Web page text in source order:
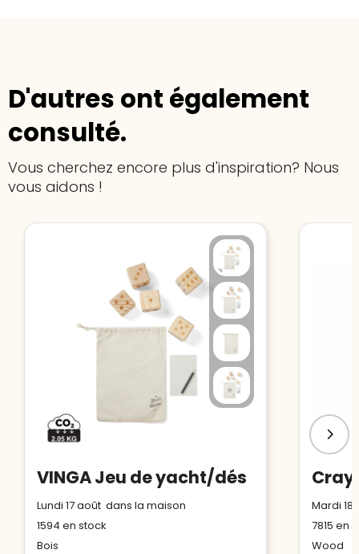
D'autres ont également
consulté.
Vous cherchez encore plus d'inspiration? Nous
vous aidons !
VINGA Jeu de yacht/dés
Lundi 17 août dans la maison
1594 en stock
Bois
Mardi
7815 en
Wood